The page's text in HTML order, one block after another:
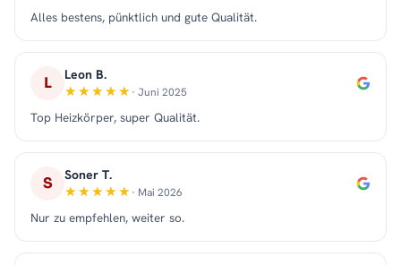
Alles bestens, pünktlich und gute Qualität.
L Leon B.
· Juni 2025
Top Heizkörper, super Qualität.
S Soner T.
· Mai 2026
Nur zu empfehlen, weiter so.